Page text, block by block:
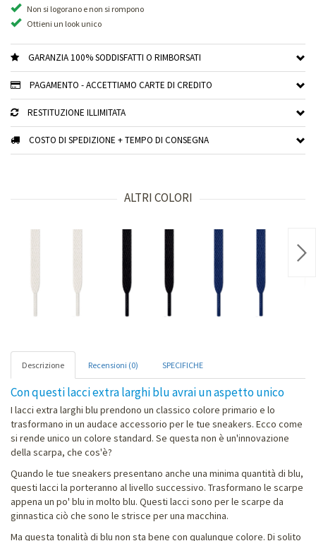
Non si logorano e non si rompono
Ottieni un look unico
GARANZIA 100% SODDISFATTI O RIMBORSATI
PAGAMENTO - ACCETTIAMO CARTE DI CREDITO
RESTITUZIONE ILLIMITATA
COSTO DI SPEDIZIONE + TEMPO DI CONSEGNA
ALTRI COLORI
Descrizione Recensioni (0) SPECIFICHE
Con questi lacci extra larghi blu avrai un aspetto unico
I lacci extra larghi blu prendono un classico colore primario e lo
trasformano in un audace accessorio per le tue sneakers. Ecco come
si rende unico un colore standard. Se questa non è un'innovazione
della scarpa, che cos'è?
Quando le tue sneakers presentano anche una minima quantità di blu,
questi lacci la porteranno al livello successivo. Trasformano le scarpe
appena un po' blu in molto blu. Questi lacci sono per le scarpe da
ginnastica ciò che sono le strisce per una macchina.
Ma questa tonalità di blu non sta bene con qualunque colore. Di solito